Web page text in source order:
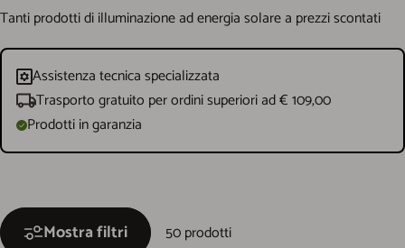
Tanti prodotti di illuminazione ad energia solare a prezzi scontati
Assistenza tecnica specializzata
Trasporto gratuito per ordini superiori ad € 109,00
Prodotti in garanzia
Mostra filtri 50 prodotti